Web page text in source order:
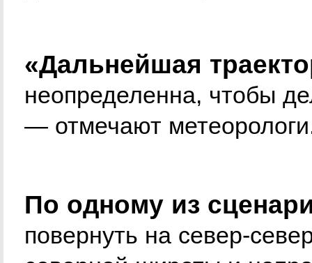
«Дальнейшая
неопределенна, чтобы
— отмечают
По одному из
повернуть на север-